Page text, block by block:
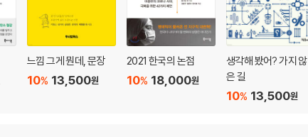
느낌 그게 뭔데, 문장
13,500원
10%
2021 한국의 논점
18,000원
10%
생각해 봤어? 가지 않
은 길
13,500원
10%